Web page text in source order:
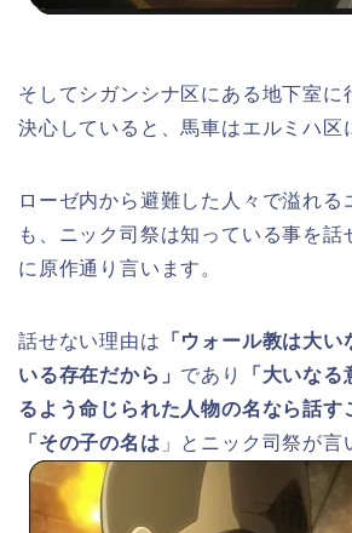
そしてシガンシナ区にある地下室に
決心していると、馬車はエルミハ区
ローゼ内から避難した人々で溢れる
も、ニック司祭は知っている事を話
に原作通り言います。
話せない理由は 「ウォール教は大
いる存在だから」 であり
「大いな
るよう命じられた人物の名なら話す
「その子の名は 」とニック司祭が言